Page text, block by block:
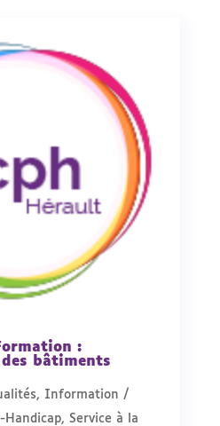
:
des bâtiments
, Information /
Handicap, Service à la